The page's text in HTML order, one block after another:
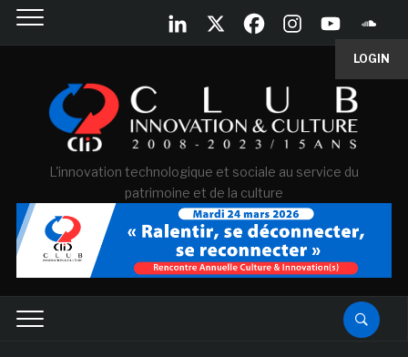
LOGIN
L'innovation technologique et sociale au service du
patrimoine et de la culture